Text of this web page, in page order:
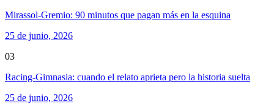
Mirassol-Gremio: 90 minutos que pagan más en la esquina
25 de junio, 2026
03
Racing-Gimnasia: cuando el relato aprieta pero la historia suelta
25 de junio, 2026